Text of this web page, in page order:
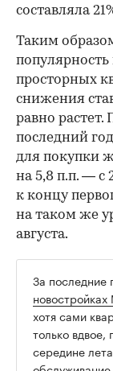
составляла
Таким
популярность
просторных
снижения
равно
последний
для покупки
на 5,8 п.п. — с
к концу
на таком же
августа.
За последние
хотя сами
только
середине